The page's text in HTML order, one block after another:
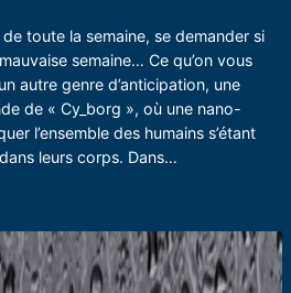
de toute la semaine, se demander si
semaine… Ce qu’on vous
autre genre d’anticipation, une
de « Cy_borg », où une nano-
l’ensemble des humains s’étant
leurs corps. Dans…